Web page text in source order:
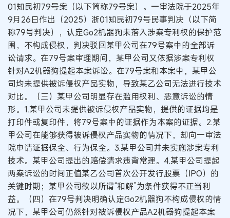
01知民初79号案（以下简称79号案）。一审法院于2025年
9月26日作出（2025）浙01知民初79号民事判决（以下简
称79号判决），认定Go2机器狗未落入涉案专利权的保护范
围，不构成侵权，判决驳回某甲公司在79号案中的全部诉
讼请求。在79号案审理期间，某甲公司又依据涉案专利权
针对A2机器狗提起本案诉讼。在79号案和本案中，某甲公
司均未提供被诉侵权产品实物，导致某乙公司无法进行技术
对比。（三）某甲公司明显存在滥用权利、恶意诉讼的情
形。1.某甲公司未提供被诉侵权产品实物，提供的证据均是
打印件或复印件，将79号案中的证据作为本案的证据。2.某
甲公司在能够获得被诉侵权产品实物的情况下，却向一审法
院申请证据保全、行为保全。3.某甲公司并未实施涉案专利
技术。某甲公司提出的赔偿请求违背常理。4.某甲公司提起
两案诉讼的时间正值某乙公司首次公开发行股票（IPO）的
关键时期；某甲公司欲以所谓“和解”为条件获得不正当利
益。（四）在79号判决明确认定Go2机器狗不构成侵权的情
况下，某甲公司仍然针对被诉侵权产品A2机器狗提起本案